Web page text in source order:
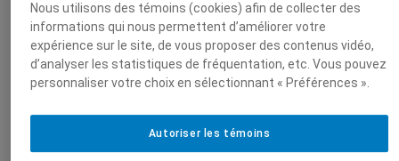
mondialisation
(CEIM)
Sur le même sujet
Nous utilisons des témoins (cookies) afin de collecter des
informations qui nous permettent d’améliorer votre
expérience sur le site, de vous proposer des contenus vidéo,
d’analyser les statistiques de fréquentation, etc. Vous pouvez
personnaliser votre choix en sélectionnant « Préférences ».
Autoriser les témoins